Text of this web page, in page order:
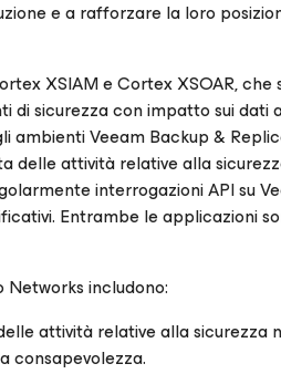
e a rafforzare la loro
XSIAM e Cortex XSOAR,
di sicurezza con impatto sui dati
ambienti Veeam Backup &
delle attività relative alla
interrogazioni API su
Entrambe le applicazioni
includono:
attività relative alla sicurezza
consapevolezza.